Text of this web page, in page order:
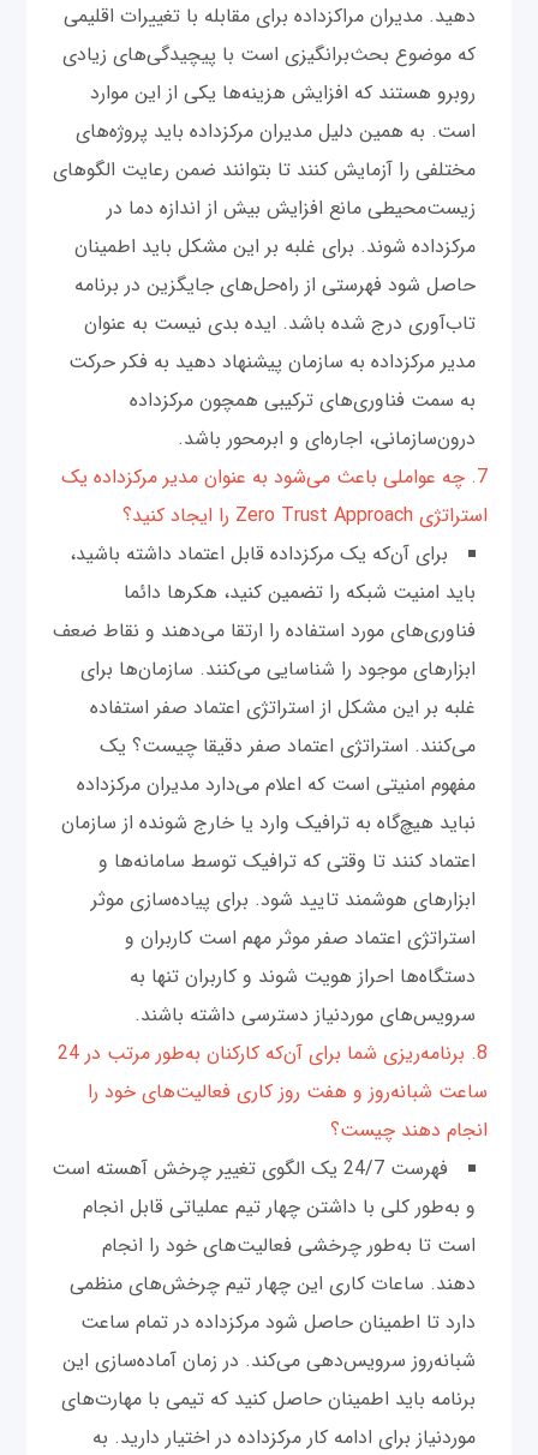
دهید. مدیران مراکز‌داده برای مقابله با تغییرات اقلیمی
که موضوع بحث‌برانگیزی است با پیچیدگی‌های زیادی
روبرو هستند که افزایش هزینه‌ها یکی از این موارد
است. به همین دلیل مدیران مرکز‌داده باید پروژه‌های
مختلفی را آزمایش کنند تا بتوانند ضمن رعایت الگوهای
زیست‌محیطی مانع افزایش بیش از اندازه دما در
مرکز‌داده شوند. برای غلبه بر این مشکل باید اطمینان
حاصل شود فهرستی از راه‌حل‌های جایگزین در برنامه
تاب‌آوری درج شده باشد. ایده بدی نیست به عنوان
مدیر مرکز‌داده به سازمان پیشنهاد دهید به فکر حرکت
به سمت فناوری‌های ترکیبی همچون مرکز‌داده
درون‌سازمانی، اجاره‌ای و ابرمحور باشد.
7. چه عواملی باعث می‌شود به عنوان مدیر مرکز‌داده یک
استراتژی Zero Trust Approach را ایجاد کنید؟
برای آن‌که یک مرکز‌داده قابل اعتماد داشته باشید،
باید امنیت شبکه را تضمین کنید، هکرها دائما
فناوری‌های مورد استفاده را ارتقا می‌دهند و نقاط ضعف
ابزارهای موجود را شناسایی می‌کنند. سازمان‌ها برای
غلبه بر این مشکل از استراتژی اعتماد صفر استفاده
می‌کنند. استراتژی اعتماد صفر دقیقا چیست؟ یک
مفهوم امنیتی است که اعلام می‌دارد مدیران مرکز‌داده
نباید هیچ‌گاه به ترافیک وارد یا خارج شونده از سازمان
اعتماد کنند تا وقتی که ترافیک توسط سامانه‌ها و
ابزارهای هوشمند تایید شود. برای پیاده‌سازی موثر
استراتژی اعتماد صفر موثر مهم است کاربران و
دستگاه‌ها احراز هویت شوند و کاربران تنها به
سرویس‌های موردنیاز دسترسی داشته باشند.
8. برنامه‌ریزی شما برای آن‌که کارکنان به‌طور مرتب در 24
ساعت شبانه‌روز و هفت روز کاری فعالیت‌های خود را
انجام دهند چیست؟
فهرست 24/7 یک الگوی تغییر چرخش آهسته است
و به‌طور کلی با داشتن چهار تیم عملیاتی قابل انجام
است تا به‌طور چرخشی فعالیت‌های خود را انجام
دهند. ساعات کاری این چهار تیم چرخش‌های منظمی
دارد تا اطمینان حاصل شود مرکز‌داده در تمام ساعت
شبانه‌روز سرویس‌دهی می‌کند. در زمان آماده‌سازی این
برنامه باید اطمینان حاصل کنید که تیمی با مهارت‌های
موردنیاز برای ادامه کار مرکز‌داده در اختیار دارید. به